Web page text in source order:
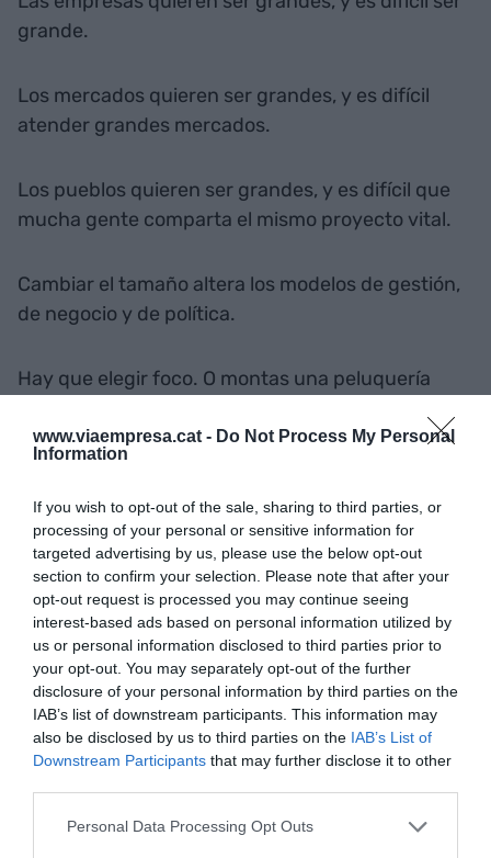
www.viaempresa.cat - Do Not Process My Personal
Information
If you wish to opt-out of the sale, sharing to third parties, or
processing of your personal or sensitive information for
targeted advertising by us, please use the below opt-out
section to confirm your selection. Please note that after your
opt-out request is processed you may continue seeing
interest-based ads based on personal information utilized by
us or personal information disclosed to third parties prior to
your opt-out. You may separately opt-out of the further
disclosure of your personal information by third parties on the
IAB’s list of downstream participants. This information may
also be disclosed by us to third parties on the IAB’s List of
Downstream Participants that may further disclose it to other
Personal Data Processing Opt Outs
grande.
Los mercados quieren ser grandes, y es difícil
atender grandes mercados.
Los pueblos quieren ser grandes, y es difícil que
mucha gente comparta el mismo proyecto vital.
Cambiar el tamaño altera los modelos de gestión,
de negocio y de política.
Hay que elegir foco. O montas una peluquería
y perteneces a la comunidad) o montas una
cadena de peluquerías y te metes en la dinámica
de crecer y expandirte (y aceptas que va a ser
difícil ser de algún sitio).
O eres local o eres global (y ahora mismo la
mayoría de países y estados-nación no son ni una
cosa ni otra. Ser de algún sitio siempre es una
buena opción.
Martes 8 de julio: Los adictos al trabajo sufren
una adicción